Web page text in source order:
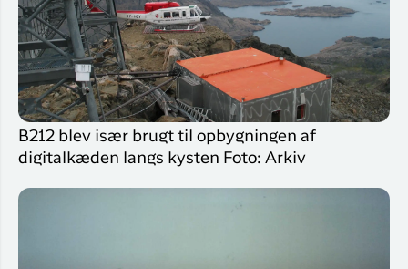
B212 blev især brugt til opbygningen af
digitalkæden langs kysten Foto: Arkiv